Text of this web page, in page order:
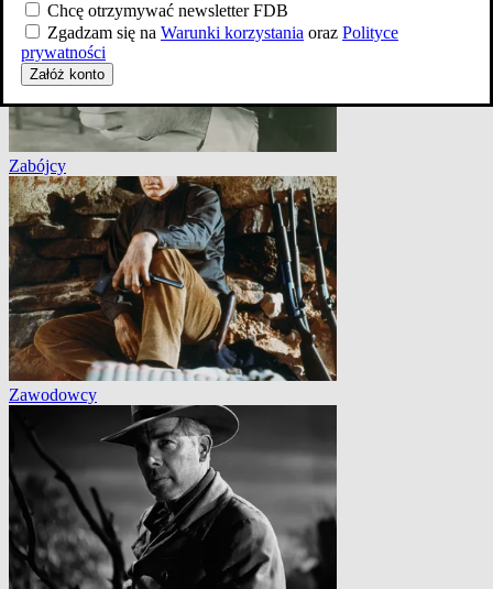
Zabójcy
Zawodowcy
Chcę otrzymywać newsletter FDB
Zgadzam się na Warunki korzystania oraz Polityce
prywatności
Załóż konto